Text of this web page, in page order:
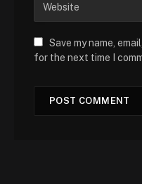
Save my name,
for the next time I